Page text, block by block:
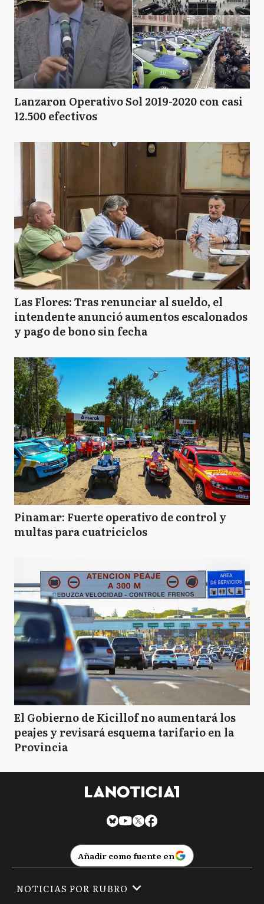
Cristina Fernández de
Kirchner
Lanzaron Operativo Sol 2019-2020 con casi
12.500 efectivos
Las Flores: Tras renunciar al sueldo, el
intendente anunció aumentos escalonados
y pago de bono sin fecha
Pinamar: Fuerte operativo de control y
multas para cuatriciclos
El Gobierno de Kicillof no aumentará los
peajes y revisará esquema tarifario en la
Provincia
Añadir como fuente en
NOTICIAS POR RUBRO